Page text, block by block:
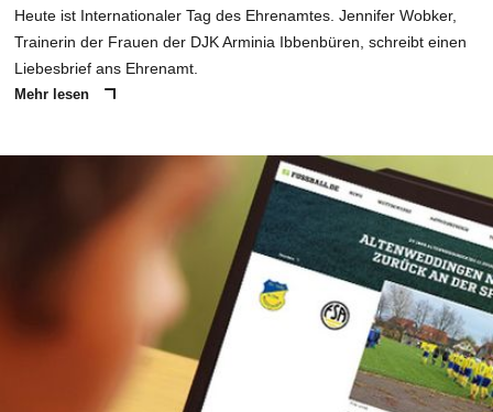
Heute ist Internationaler Tag des Ehrenamtes. Jennifer Wobker,
Trainerin der Frauen der DJK Arminia Ibbenbüren, schreibt einen
Liebesbrief ans Ehrenamt.
Mehr lesen